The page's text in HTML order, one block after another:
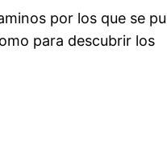
por los que se
para descubrir los